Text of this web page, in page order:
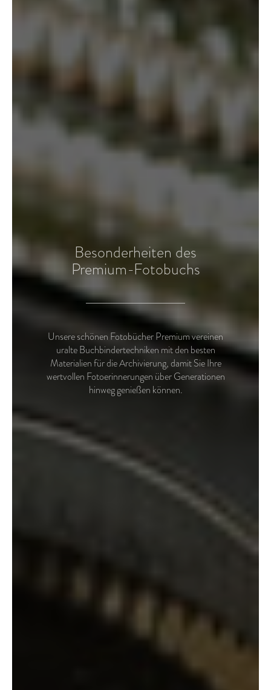
Besonderheiten des
Premium-Fotobuchs
Unsere schönen Fotobücher Premium vereinen
uralte Buchbindertechniken mit den besten
Materialien für die Archivierung, damit Sie Ihre
wertvollen Fotoerinnerungen über Generationen
hinweg genießen können.